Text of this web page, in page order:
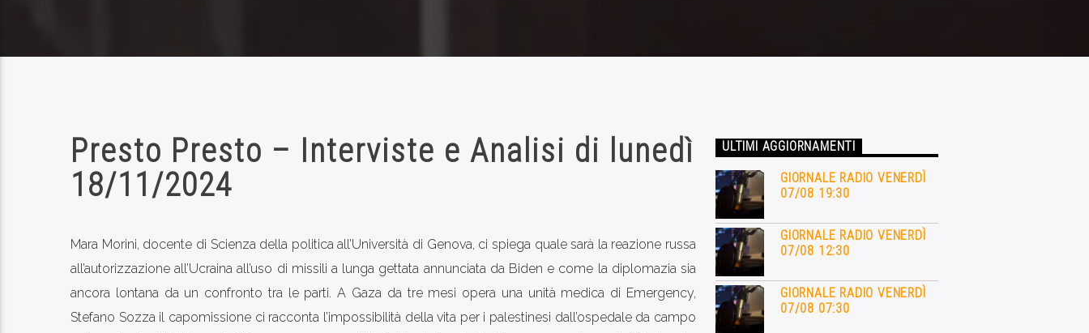
Presto Presto – Interviste e Analisi di lunedì
18/11/2024
Mara Morini, docente di Scienza della politica all’Università di Genova, ci spiega quale sarà la reazione russa
all’autorizzazione all’Ucraina all’uso di missili a lunga gettata annunciata da Biden e come la diplomazia sia
ancora lontana da un confronto tra le parti. A Gaza da tre mesi opera una unità medica di Emergency,
Stefano Sozza il capomissione ci racconta l’impossibilità della vita per i palestinesi dall’ospedale da campo
ULTIMI AGGIORNAMENTI
GIORNALE RADIO VENERDÌ
07/08 19:30
GIORNALE RADIO VENERDÌ
07/08 12:30
GIORNALE RADIO VENERDÌ
07/08 07:30